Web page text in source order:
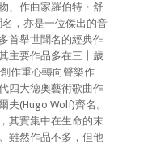
、作曲家羅伯特・舒
，亦是一位傑出的音
首舉世聞名的經典作
主要作品多在三十歲
作重心轉向聲樂作
四大德奧藝術歌曲作
夫(Hugo Wolf)齊名。
其實集中在生命的末
雖然作品不多，但他